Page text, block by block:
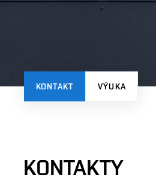
KONTAKT VÝUKA
KONTAKTY